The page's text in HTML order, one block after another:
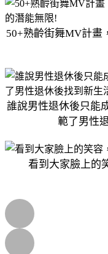
50+熟齡街舞MV計畫
誰說男性退休後只能
範了男性
看到大家臉上的